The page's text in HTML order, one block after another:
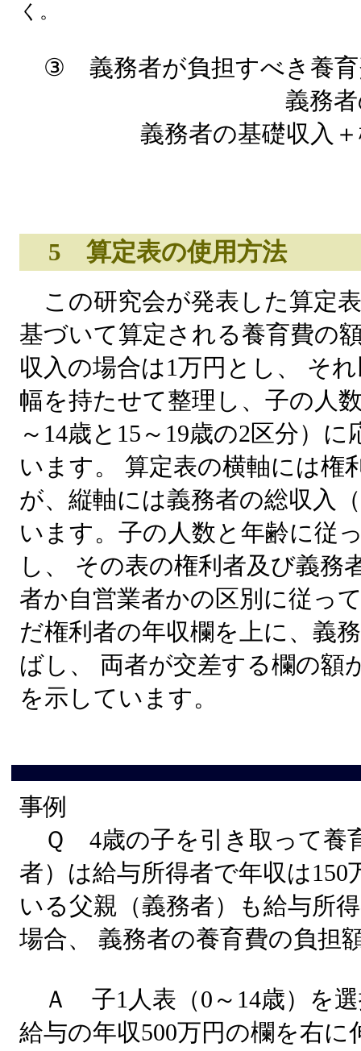
く。
③ 義務者が負担すべき養育
義務者の基
義務者の基礎収入
5 算定表の使用方法
この研究会が発表した算定
基づいて算定される養育費の
収入の場合は1万円とし、 そ
幅を持たせて整理し、子の人
～14歳と15～19歳の2区分）
います。 算定表の横軸には権
が、縦軸には義務者の総収入
います。子の人数と年齢に従
し、 その表の権利者及び義務
者か自営業者かの区別に従っ
だ権利者の年収欄を上に、義
ばし、 両者が交差する欄の額
を示しています。
事例
Ｑ 4歳の子を引き取って養
者）は給与所得者で年収は150
いる父親（義務者）も給与所
場合、 義務者の養育費の負担
Ａ 子1人表（0～14歳）を選
給与の年収500万円の欄を右